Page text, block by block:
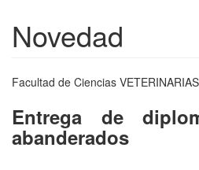
Novedad
Facultad de Ciencias VETERINARIAS
Entrega de
abanderados